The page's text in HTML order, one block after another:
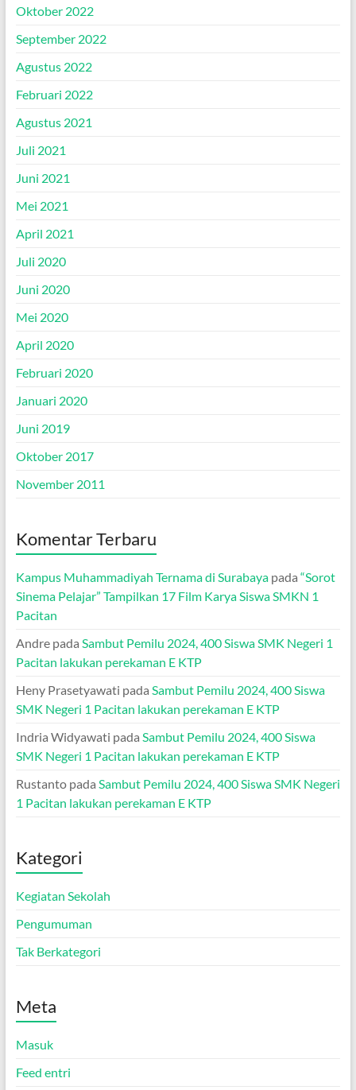
Oktober 2022
September 2022
Agustus 2022
Februari 2022
Agustus 2021
Juli 2021
Juni 2021
Mei 2021
April 2021
Juli 2020
Juni 2020
Mei 2020
April 2020
Februari 2020
Januari 2020
Juni 2019
Oktober 2017
November 2011
Komentar Terbaru
Kampus Muhammadiyah Ternama di Surabayapada “Sorot
Sinema Pelajar” Tampilkan 17 Film Karya Siswa SMKN 1
Pacitan
Andrepada Sambut Pemilu 2024, 400 Siswa SMK Negeri 1
Pacitan lakukan perekaman E KTP
Heny Prasetyawati pada Sambut Pemilu 2024, 400 Siswa
SMK Negeri 1 Pacitan lakukan perekaman E KTP
Indria Widyawati pada Sambut Pemilu 2024, 400 Siswa
SMK Negeri 1 Pacitan lakukan perekaman E KTP
Rustantopada Sambut Pemilu 2024, 400 Siswa SMK Negeri
1 Pacitan lakukan perekaman E KTP
Kategori
Kegiatan Sekolah
Pengumuman
Tak Berkategori
Meta
Masuk
Feed entri